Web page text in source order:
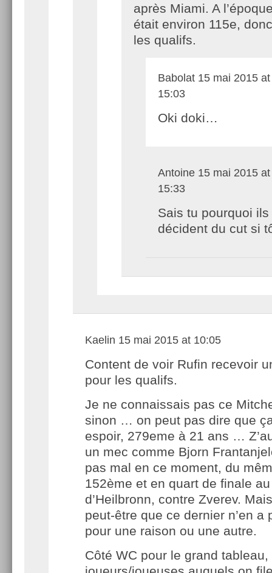
après Miami. A
était environ 115e,
les qualifs.
Babolat 15 mai 2015 at
15:03
Oki doki…
Antoine 15 mai 2015 at
15:33
Sais tu pourquoi ils
décident du cut si
Kaelin 15 mai 2015 at 10:05
Content de voir Rufin recevoir
pour les qualifs.
Je ne connaissais pas ce
sinon … on peut pas dire que
espoir, 279eme à 21 ans …
un mec comme Bjorn
pas mal en ce moment, du
152ème et en quart de finale
d’Heilbronn, contre Zverev.
peut-être que ce dernier n’en a
pour une raison ou une autre.
Côté WC pour le grand